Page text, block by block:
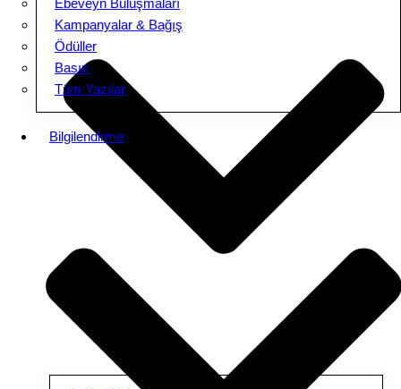
Kampanyalar & Bağış
Ödüller
Basın
Tüm Yazılar
Bilgilendirme